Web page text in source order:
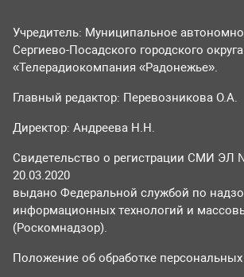
Учредитель: Муниципальное
Сергиево-Посадского городского округа
«Телерадиокомпания «Радонежье».
Главный редактор: Перевозникова О.А.
Директор: Андреева Н.Н.
Свидетельство о регистрации СМИ ЭЛ
20.03.2020
выдано Федеральной службой по
информационных технологий и
(Роскомнадзор).
Положение об обработке